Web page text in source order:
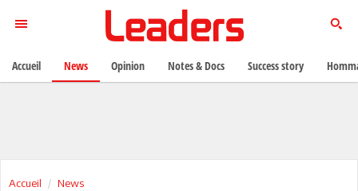
Accueil News
Accueil News Opinion Notes & Docs Success story